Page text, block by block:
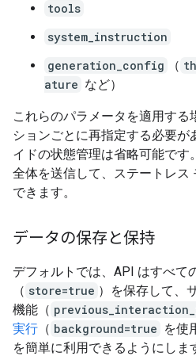
tools
system_instruction
generation_config
（
ature など）
これらのパラメータを適用する
ションごとに再指定する必要が
イドの状態管理は省略可能で
全体を送信して、ステートレス
できます。
データの保存と保持
デフォルトでは、API はすべて
（ store=true ）を保存して、
機能（
実行 （ background=true を使
を簡単に利用できるようにしま